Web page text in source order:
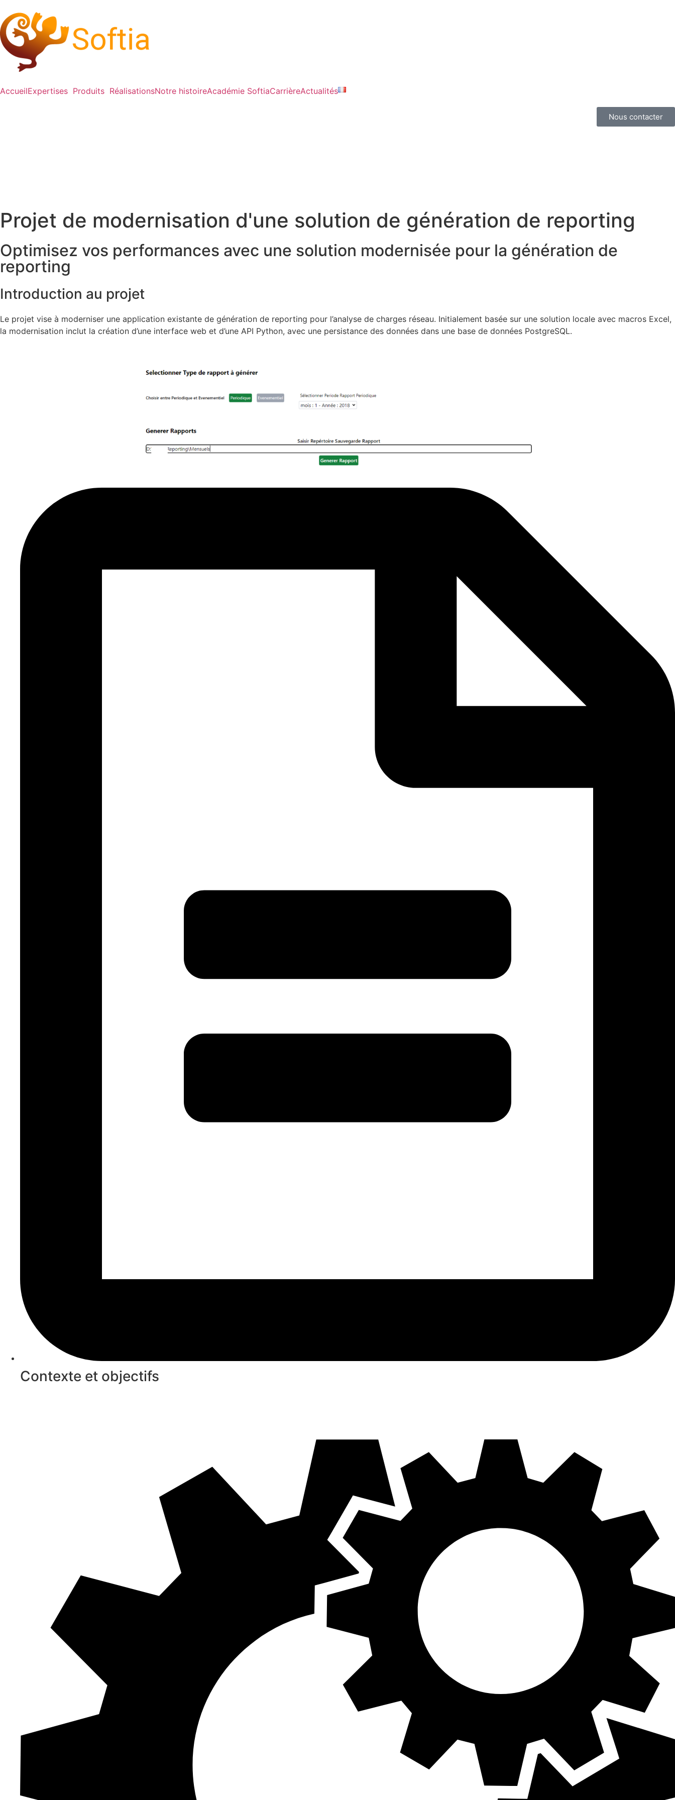
AccueilExpertises Produits RéalisationsNotre histoireAcadémie SoftiaCarrièreActualités
Nous contacter
Projet de modernisation d'une solution de génération de reporting
Optimisez vos performances avec une solution modernisée pour la génération de
reporting
Introduction au projet
Le projet vise à moderniser une application existante de génération de reporting pour l’analyse de charges réseau. Initialement basée sur une solution locale avec macros Excel,
la modernisation inclut la création d’une interface web et d’une API Python, avec une persistance des données dans une base de données PostgreSQL.
Contexte et objectifs